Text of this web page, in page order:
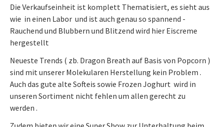
Die Verkaufseinheit ist komplett Thematisiert, es sieht aus
wie in einen Labor und ist auch genau so spannend -
Rauchend und Blubbern und Blitzend wird hier Eiscreme
hergestellt
Neueste Trends ( zb. Dragon Breath auf Basis von Popcorn )
sind mit unserer Molekularen Herstellung kein Problem .
Auch das gute alte Softeis sowie Frozen Joghurt wird in
unseren Sortiment nicht fehlen um allen gerecht zu
werden .